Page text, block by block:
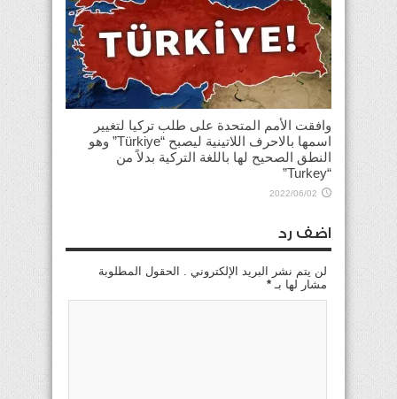
وافقت الأمم المتحدة على طلب تركيا لتغيير
اسمها بالاحرف اللاتينية ليصبح “Türkiye” وهو
النطق الصحيح لها باللغة التركية بدلاً من
“Turkey”
2022/06/02
اضف رد
لن يتم نشر البريد الإلكتروني . الحقول المطلوبة
مشار لها بـ *